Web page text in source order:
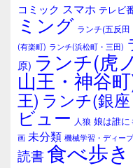
ア
コミック スマホ テレビ
ミング ランチ(五反田
(有楽町) ランチ(浜松町・三田)
原) ランチ(虎
山王・神谷
王) ランチ(銀
ビュー 人狼 娘は誰に
画 未分類 機械学習・ディー
読書食べ歩き